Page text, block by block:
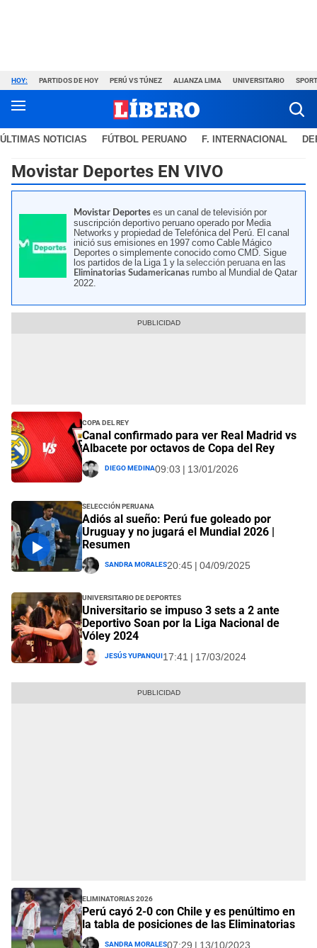
HOY: PARTIDOS DE HOY PERÚ VS TÚNEZ ALIANZA LIMA UNIVERSITARIO
ÚLTIMAS NOTICIAS FÚTBOL PERUANO F. INTERNACIONAL
Movistar Deportes EN VIVO
Movistar Deportes es un canal de televisión por
suscripción deportivo peruano operado por Media
Networks y propiedad de Telefónica del Perú. El canal
inició sus emisiones en 1997 como Cable Mágico
Deportes o simplemente conocido como CMD. Sigue
los partidos de la Liga 1 y laselección peruana en las
Eliminatorias Sudamericanas rumbo al Mundial de Qatar
2022.
Copa del Rey
Canal confirmado para ver Real Madrid vs
Albacete por octavos de Copa del Rey
Diego Medina09:03 | 13/01/2026
Selección Peruana
Adiós al sueño: Perú fue goleado por
Uruguay y no jugará el Mundial 2026 |
Resumen
Sandra Morales20:45 | 04/09/2025
Universitario de Deportes
Universitario se impuso 3 sets a 2 ante
Deportivo Soan por la Liga Nacional de
Vóley 2024
Jesús Yupanqui17:41 | 17/03/2024
Eliminatorias 2026
Perú cayó 2-0 con Chile y es penúltimo en
la tabla de posiciones de las Eliminatorias
Sandra Morales07:29 | 13/10/2023